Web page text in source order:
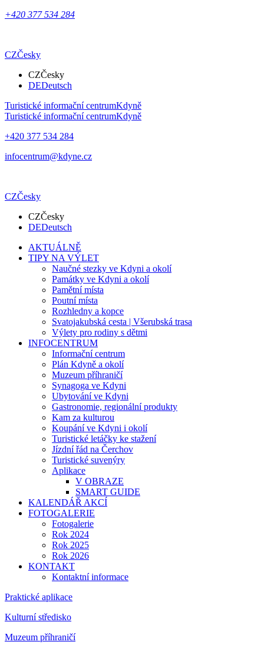
+420 377 534 284
CZČesky
CZČesky
DEDeutsch
Turistické informační centrumKdyně
Turistické informační centrumKdyně
+420 377 534 284
infocentrum@kdyne.cz
CZČesky
CZČesky
DEDeutsch
AKTUÁLNĚ
TIPY NA VÝLET
Naučné stezky ve Kdyni a okolí
Památky ve Kdyni a okolí
Pamětní místa
Poutní místa
Rozhledny a kopce
Svatojakubská cesta | Všerubská trasa
Výlety pro rodiny s dětmi
INFOCENTRUM
Informační centrum
Plán Kdyně a okolí
Muzeum příhraničí
Synagoga ve Kdyni
Ubytování ve Kdyni
Gastronomie, regionální produkty
Kam za kulturou
Koupání ve Kdyni i okolí
Turistické letáčky ke stažení
Jízdní řád na Čerchov
Turistické suvenýry
Aplikace
V OBRAZE
SMART GUIDE
KALENDÁŘ AKCÍ
FOTOGALERIE
Fotogalerie
Rok 2024
Rok 2025
Rok 2026
KONTAKT
Kontaktní informace
Praktické aplikace
Kulturní středisko
Muzeum příhraničí